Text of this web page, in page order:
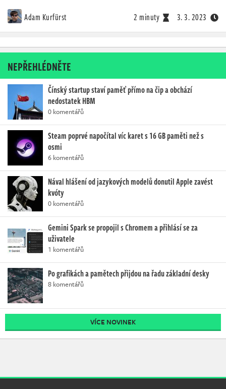
Adam Kurfürst 2 minuty 3. 3. 2023
NEPŘEHLÉDNĚTE
Čínský startup staví paměť přímo na čip a obchází
nedostatek HBM
0 komentářů
Steam poprvé napočítal víc karet s 16 GB paměti než s
osmi
6 komentářů
Nával hlášení od jazykových modelů donutil Apple zavést
kvóty
0 komentářů
Gemini Spark se propojil s Chromem a přihlásí se za
uživatele
1 komentářů
Po grafikách a pamětech přijdou na řadu základní desky
8 komentářů
VÍCE NOVINEK